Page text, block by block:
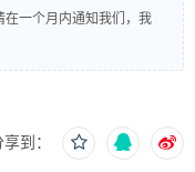
在一个月内通知我们，我
享到：